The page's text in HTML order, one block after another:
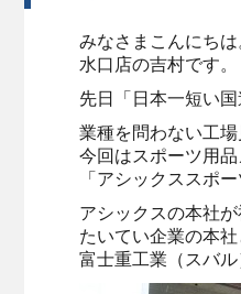
みなさまこんにちは
水口店の吉村です。
先日「日本一短い
業種を問わない工
今回はスポーツ用
「アシックススポ
アシックスの本社
たいてい企業の本社
富士重工業（スバ